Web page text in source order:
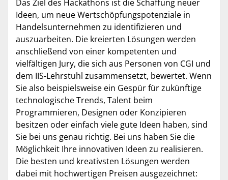
Das Ziel des Hackathons ist die Schaffung neuer
Ideen, um neue Wertschöpfungspotenziale in
Handelsunternehmen zu identifizieren und
auszuarbeiten. Die kreierten Lösungen werden
anschließend von einer kompetenten und
vielfältigen Jury, die sich aus Personen von CGI und
dem IIS-Lehrstuhl zusammensetzt, bewertet. Wenn
Sie also beispielsweise ein Gespür für zukünftige
technologische Trends, Talent beim
Programmieren, Designen oder Konzipieren
besitzen oder einfach viele gute Ideen haben, sind
Sie bei uns genau richtig. Bei uns haben Sie die
Möglichkeit Ihre innovativen Ideen zu realisieren.
Die besten und kreativsten Lösungen werden
dabei mit hochwertigen Preisen ausgezeichnet: